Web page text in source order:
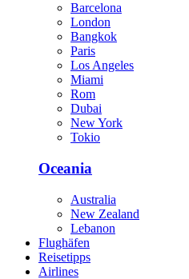
Barcelona
London
Bangkok
Paris
Los Angeles
Miami
Rom
Dubai
New York
Tokio
Oceania
Australia
New Zealand
Lebanon
Flughäfen
Reisetipps
Airlines